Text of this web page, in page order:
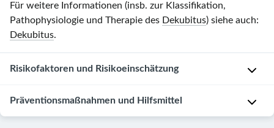
Für weitere Informationen (insb. zur Klassifikation,
Pathophysiologie und Therapie des Dekubitus) siehe auch:
Dekubitus.
Risikofaktoren und Risikoeinschätzung
Risikofaktoren
Präventionsmaßnahmen und Hilfsmittel